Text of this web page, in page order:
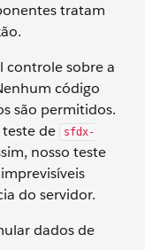
tratam
controle sobre a
código
são permitidos.
de
sfdx-
nosso teste
do servidor.
dados de